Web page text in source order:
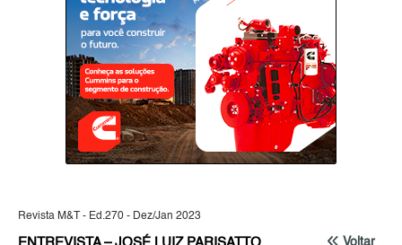
Revista M&T - Ed.270 - Dez/Jan 2023
Voltar